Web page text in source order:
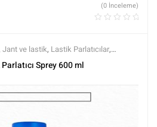
(0 İnceleme)
Jant ve lastik, Lastik Parlatıcılar,
ÜrünleriSprey 600 ml